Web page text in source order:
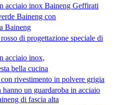
acciaio inox Baineng Geffirati
Baineng con
Baineng
di progettazione speciale di
acciaio inox,
bella cucina
rivestimento in polvere grigia
hanno un guardaroba in acciaio
di fascia alta